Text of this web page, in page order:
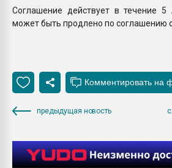
Соглашение действует в течение
может быть продлено по соглашению
предыдущая новость